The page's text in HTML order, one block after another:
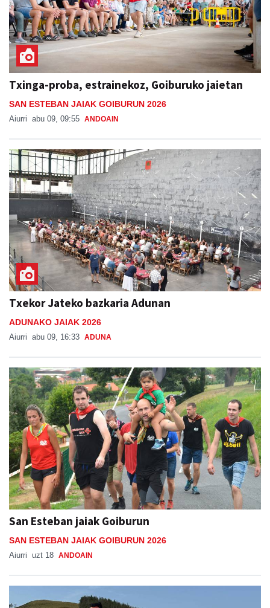
Txinga-proba, estrainekoz, Goiburuko jaietan
SAN ESTEBAN JAIAK GOIBURUN 2026
Aiurri abu 09, 09:55 ANDOAIN
Txekor Jateko bazkaria Adunan
ADUNAKO JAIAK 2026
Aiurri abu 09, 16:33 ADUNA
San Esteban jaiak Goiburun
SAN ESTEBAN JAIAK GOIBURUN 2026
Aiurri uzt 18 ANDOAIN